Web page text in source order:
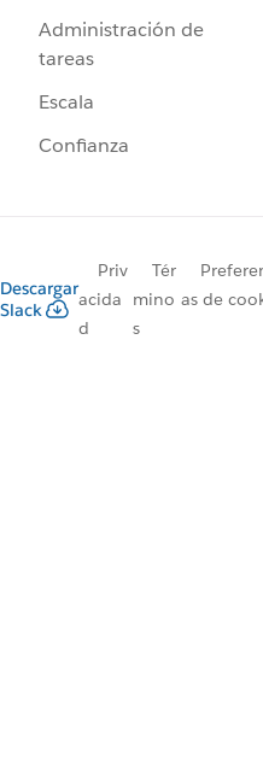
Administración de
tareas
Escala
Confianza
Descargar
Slack
Priv
acida
d
Tér
mino
s
as de